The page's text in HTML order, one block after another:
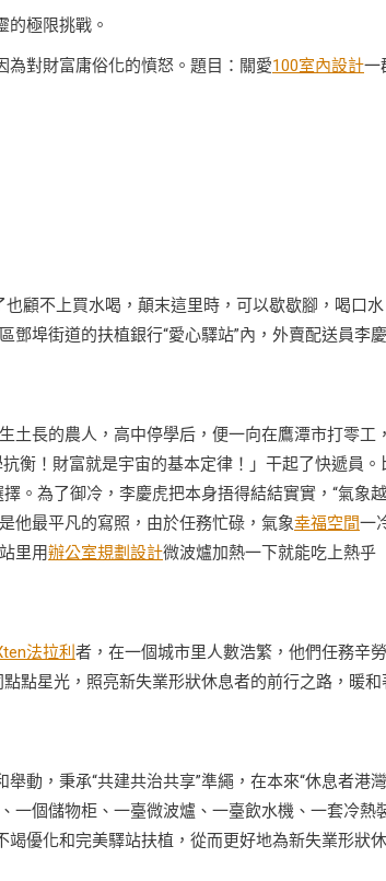
極限挑戰。
對財富庸俗化的憤怒。題目：關愛100室內設計一
也顧不上買水喝，顛末這里時，可以歇歇腳，喝口水
鄧埠街道的扶植銀行“愛心驛站”內，外賣配送員李
土長的農人，高中停學后，便一向在鷹潭市打零工，
衡！財富就是宇宙的基本定律！」干起了快遞員。
。為了御冷，李慶虎把本身捂得結結實實，“氣象
他最平凡的寫照，由於任務忙碌，氣象幸福空間一
里用辦公室規劃設計微波爐加熱一下就能吃上熱乎
法拉利 者，在一個城市里人數浩繁，他們任務辛勞
點星光，照亮新失業形狀休息者的前行之路，暖和
，秉承“共建共治共享”準繩，在本來“休息者港灣
一個儲物柜、一臺微波爐、一臺飲水機、一套冷熱
優化和完美驛站扶植，從而更好地為新失業形狀